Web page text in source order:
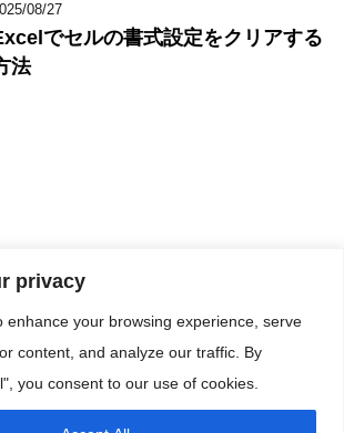
privacy
enhance your browsing experience, serve
content, and analyze our traffic. By
you consent to our use of cookies.
08/27
でセルの書式設定をクリアする
法
メール設定
リースタッフブログ
ページ制作 サーバ・ネットワーク構築会社シースリ
ースタッフのブログです